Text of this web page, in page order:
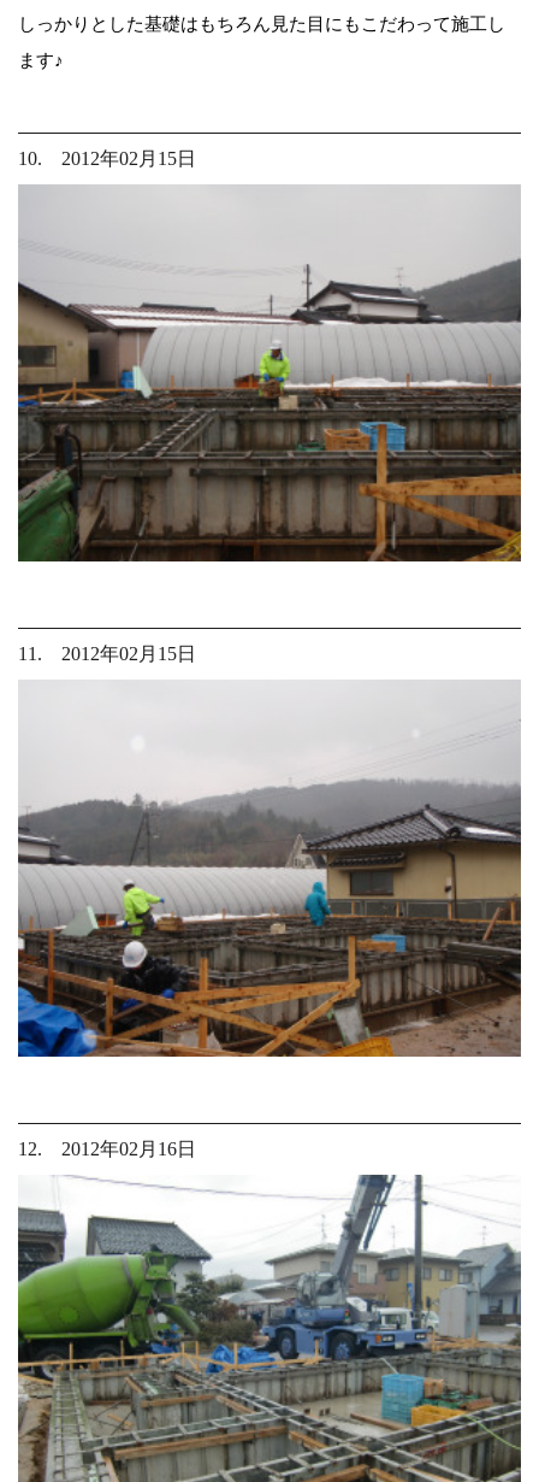
しっかりとした基礎はもちろん見た目にもこだわって施工し
ます♪
10. 2012年02月15日
11. 2012年02月15日
12. 2012年02月16日